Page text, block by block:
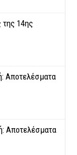
της 14ης
Αποτελέσματα
Αποτελέσματα